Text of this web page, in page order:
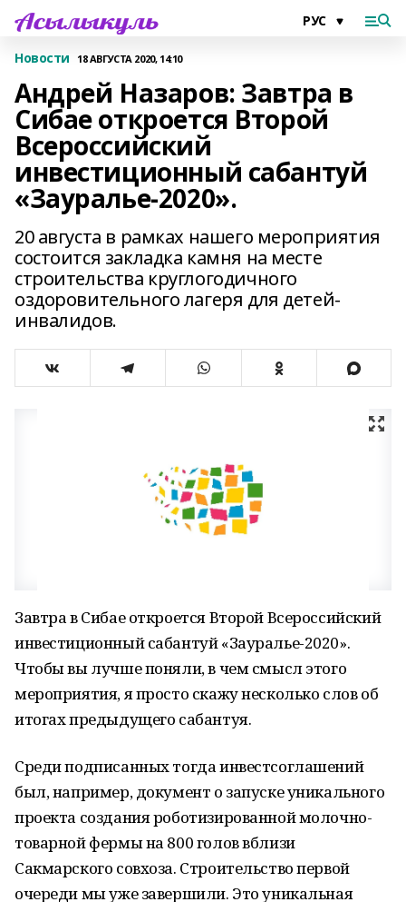
Новости 18 АВГУСТА 2020, 14:10
Андрей Назаров: Завтра в
Сибае откроется Второй
Всероссийский
инвестиционный сабантуй
«Зауралье-2020».
20 августа в рамках нашего мероприятия
состоится закладка камня на месте
строительства круглогодичного
оздоровительного лагеря для детей-
инвалидов.
Завтра в Сибае откроется Второй Всероссийский
инвестиционный сабантуй «Зауралье-2020».
Чтобы вы лучше поняли, в чем смысл этого
мероприятия, я просто скажу несколько слов об
итогах предыдущего сабантуя.
Среди подписанных тогда инвестсоглашений
был, например, документ о запуске уникального
проекта создания роботизированной молочно-
товарной фермы на 800 голов вблизи
Сакмарского совхоза. Строительство первой
очереди мы уже завершили. Это уникальная